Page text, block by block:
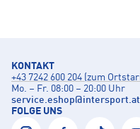
KONTAKT
+43 7242 600 204 (zum
Mo. – Fr. 08:00 – 20:00 Uhr
service.eshop@intersport.at
FOLGE UNS